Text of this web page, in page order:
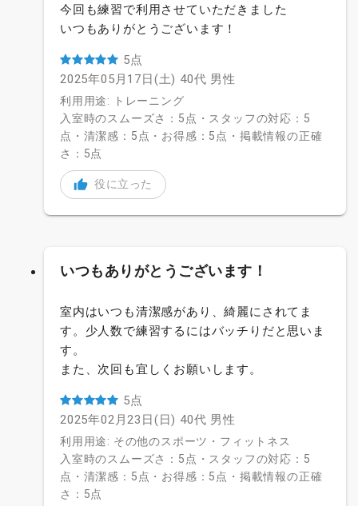
今回も練習で利用させていただきました
いつもありがとうございます！
5点
2025年05月17日(土) 40代 男性
利用用途: トレーニング
入室時のスムーズさ：5点・スタッフの対応：5
点・清潔感：5点・お得感：5点・掲載情報の正確
さ：5点
役に立った
いつもありがとうございます！
室内はいつも清潔感があり、綺麗にされてま
す。少人数で練習するにはバッチりだと思いま
す。
また、次回も宜しくお願いします。
5点
2025年02月23日(日) 40代 男性
利用用途: その他のスポーツ・フィットネス
入室時のスムーズさ：5点・スタッフの対応：5
点・清潔感：5点・お得感：5点・掲載情報の正確
さ：5点